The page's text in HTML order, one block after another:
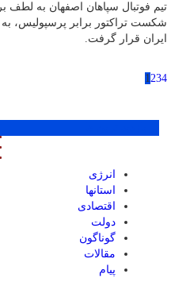
تیم فوتبال سپاهان اصفهان به لطف
شکست تراکتور برابر پرسپولیس، به
ایران قرار گرفت.
1234
انرژی
استانها
اقتصادی
دولت
گوناگون
مقالات
پیام